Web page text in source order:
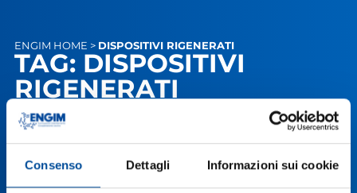
Consenso Dettagli Informazioni sui cookie
ENGIM HOME > DISPOSITIVI RIGENERATI
TAG: DISPOSITIVI
RIGENERATI